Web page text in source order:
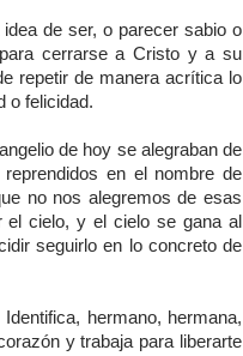
de ser, o parecer sabio o
cerrarse a Cristo y a su
repetir de manera acrítica lo
o felicidad.
de hoy se alegraban de
en el nombre de
no nos alegremos de esas
el cielo, y el cielo se gana al
seguirlo en lo concreto de
hermano, hermana,
y trabaja para liberarte